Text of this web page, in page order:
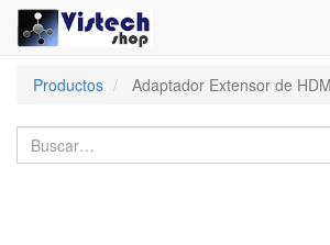
Productos
Adaptador Extensor de